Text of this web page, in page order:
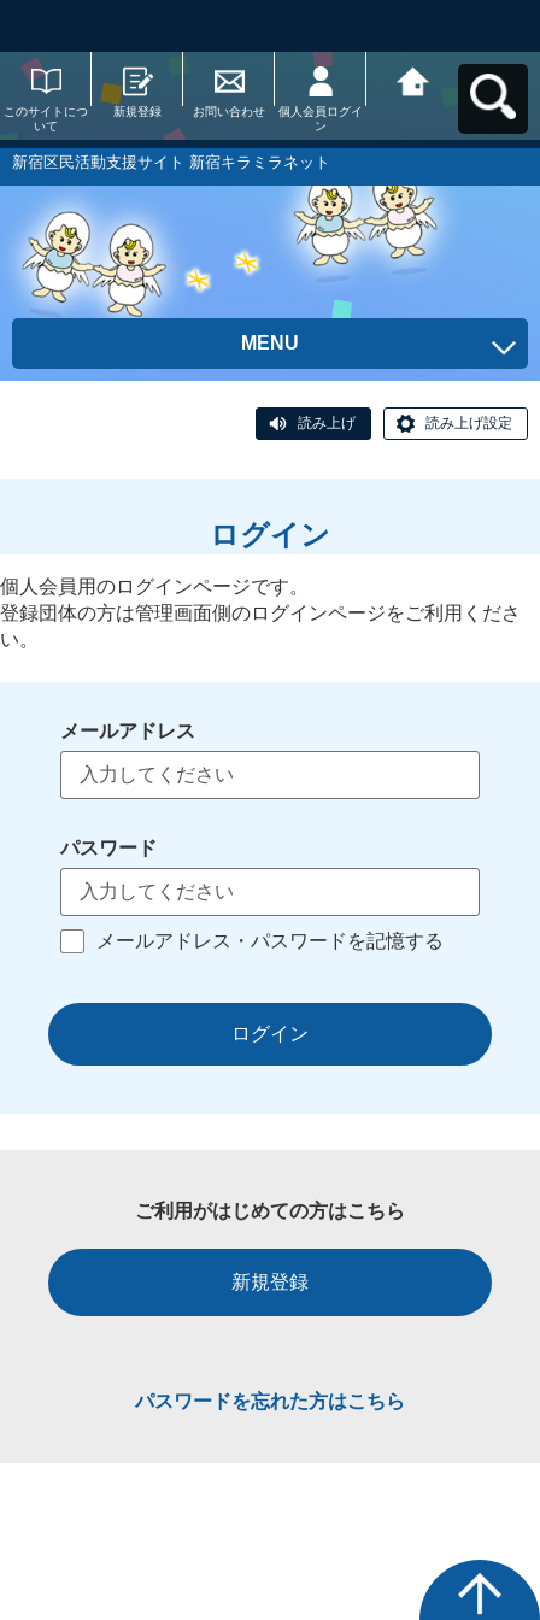
このサイトにつ
いて
新規登録 お問い合わせ
個人会員ログイ
ン
ラミラネットへ
新宿区民活動支援サイト 新宿キラミラネット
MENU
読み上げ 読み上げ設定
ログイン
個人会員用のログインページです。
登録団体の方は管理画面側のログインページをご利用くださ
い。
メールアドレス
パスワード
メールアドレス・パスワードを記憶する
ログイン
ご利用がはじめての方はこちら
新規登録
パスワードを忘れた方はこちら